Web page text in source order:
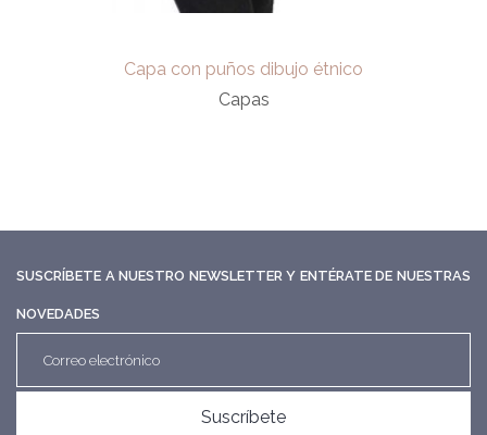
Capa con puños dibujo étnico
Capas
SUSCRÍBETE A NUESTRO NEWSLETTER Y ENTÉRATE DE NUESTRAS
NOVEDADES
Suscríbete